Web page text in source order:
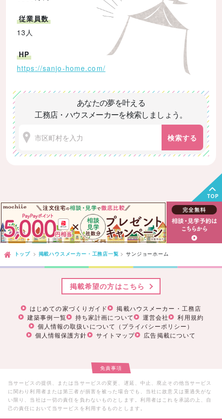
従業員数
13人
HP
https://sanjo-home.com/
あなたの夢を叶える
工務店・ハウスメーカーを検索しましょう。
検索する
TOP
トップ 掲載ハウスメーカー・工務店一覧 サンジョーホーム
はじめての家づくりガイド
掲載ハウスメーカー・工務店
建築事例一覧
持ち家計画について 運営会社
利用規約
個人情報の取扱いについて（プライバシーポリシー）
個人情報保護方針
サイトマップ 広告掲載について
掲載希望の方はこちら
免責事項
当サービスの提供、または当サービスの変更、遅延、中止、廃止その他当サービス
に関わり利用者または第三者が損害を被った場合でも、当社に故意又は重過失がな
い限り、当社は一切の責任を負わないものとします。利用者はこれを承認の上、自
己の責任において当サービスを利用するものとします。